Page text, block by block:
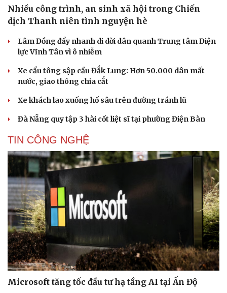
Cải chính
Nhiều công trình, an sinh xã hội trong Chiến
dịch Thanh niên tình nguyện hè
Lâm Đồng đẩy nhanh di dời dân quanh Trung tâm Điện
lực Vĩnh Tân vì ô nhiễm
Xe cẩu tông sập cầu Đắk Lung: Hơn 50.000 dân mất
nước, giao thông chia cắt
Xe khách lao xuống hố sâu trên đường tránh lũ
Đà Nẵng quy tập 3 hài cốt liệt sĩ tại phường Điện Bàn
TIN CÔNG NGHỆ
Microsoft tăng tốc đầu tư hạ tầng AI tại Ấn Độ